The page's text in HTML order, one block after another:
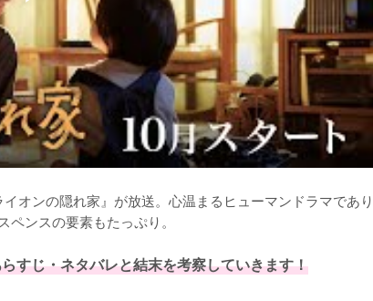
オンの隠れ家』が放送。心温まるヒューマンドラマであり
ンスの要素もたっぷり。
すじ・ネタバレと結末を考察していきます！